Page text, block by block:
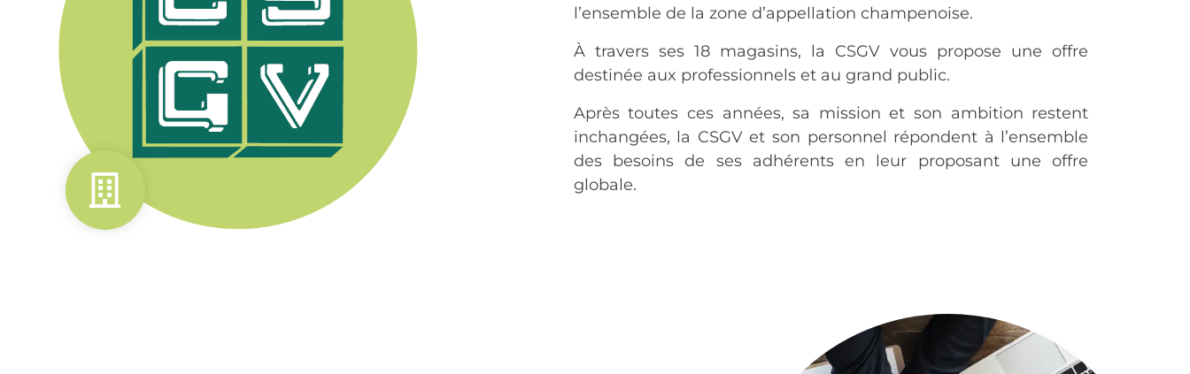
l’ensemble de la zone d’appellation champenoise.
À travers ses 18 magasins, la CSGV vous propose une offre
destinée aux professionnels et au grand public.
Après toutes ces années, sa mission et son ambition restent
inchangées, la CSGV et son personnel répondent à l’ensemble
des besoins de ses adhérents en leur proposant une offre
globale.